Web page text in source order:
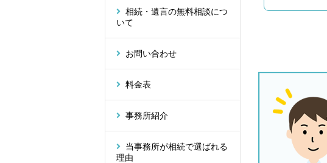
相続・遺言の無料相談につ
いて
お問い合わせ
料金表
事務所紹介
当事務所が相続で選ばれる
理由